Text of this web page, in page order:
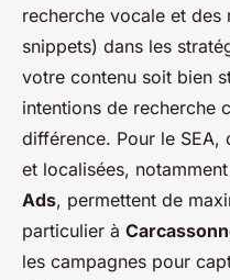
recherche vocale et des
snippets) dans les
votre contenu soit bien
intentions de recherche
différence. Pour le SEA,
et localisées,
Ads, permettent de
particulier à
les campagnes pour